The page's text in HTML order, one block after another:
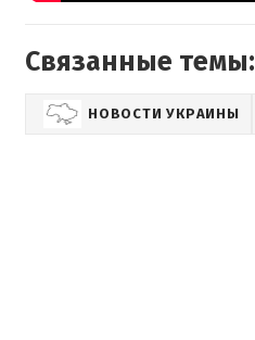
Связанные темы:
НОВОСТИ УКРАИНЫ